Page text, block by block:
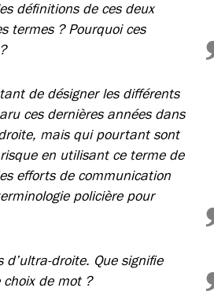
définitions de ces deux
termes ? Pourquoi ces
de désigner les différents
ces dernières années dans
mais qui pourtant sont
en utilisant ce terme de
efforts de communication
policière pour
d’ultra-droite. Que signifie
choix de mot ?